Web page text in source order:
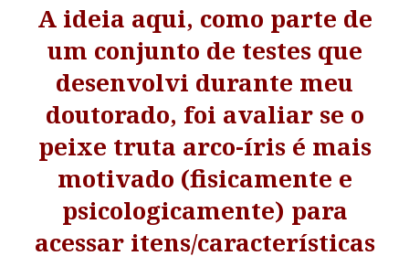
A ideia aqui, como parte de
um conjunto de testes que
desenvolvi durante meu
doutorado, foi avaliar se o
peixe truta arco-íris é mais
motivado (fisicamente e
psicologicamente) para
acessar itens/características